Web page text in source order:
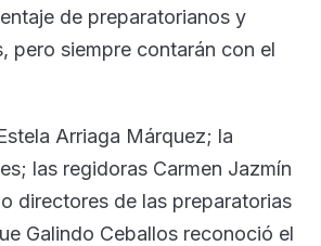
de preparatorianos y
pero siempre contarán con el
Arriaga Márquez; la
las regidoras Carmen Jazmín
directores de las preparatorias
Galindo Ceballos reconoció el